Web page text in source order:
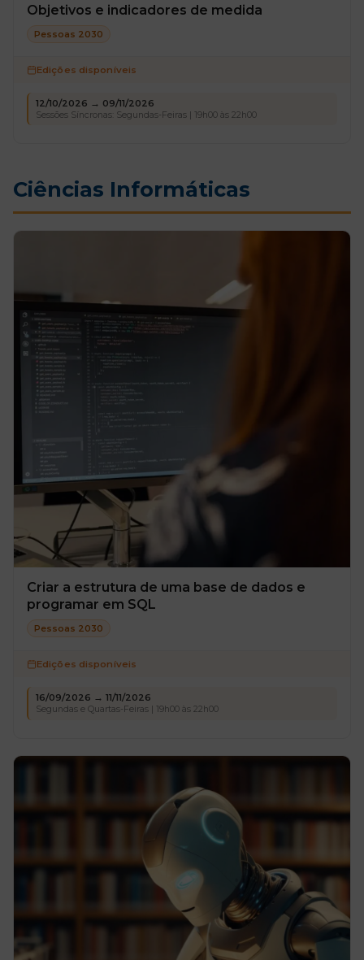
Objetivos e indicadores de medida
Pessoas 2030
Edições disponíveis
12/10/2026 → 09/11/2026
Sessões Síncronas: Segundas-Feiras | 19h00 às 22h00
Ciências Informáticas
Criar a estrutura de uma base de dados e
programar em SQL
Pessoas 2030
Edições disponíveis
16/09/2026 → 11/11/2026
Segundas e Quartas-Feiras | 19h00 às 22h00